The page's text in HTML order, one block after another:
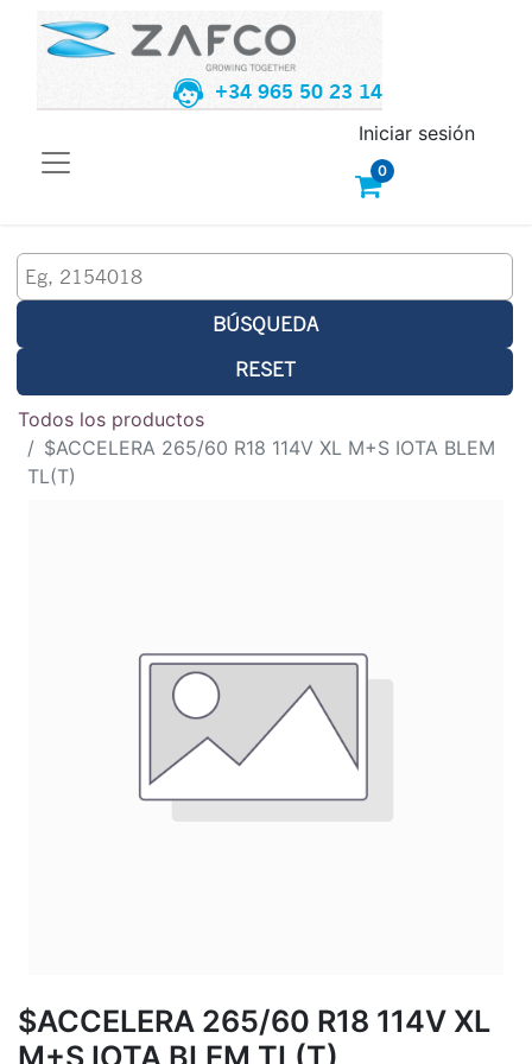
+34 965 50 23 14
0
Iniciar sesión
BÚSQUEDA
RESET
Todos los productos
$ACCELERA 265/60 R18 114V XL M+S IOTA BLEM
TL(T)
$ACCELERA 265/60 R18 114V XL
M+S IOTA BLEM TL(T)